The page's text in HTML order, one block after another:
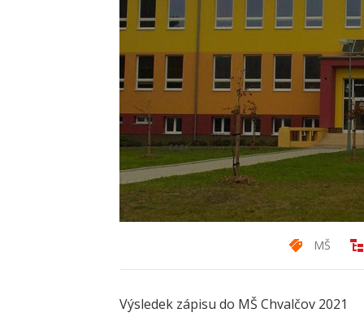
MŠ
Výsledek zápisu do MŠ Chvalčov 2021